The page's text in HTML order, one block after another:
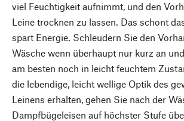
viel Feuchtigkeit aufnimmt, und den
Leine trocknen zu lassen. Das schont
spart Energie. Schleudern Sie den
Wäsche wenn überhaupt nur kurz an
am besten noch in leicht feuchtem
die lebendige, leicht wellige Optik des
Leinens erhalten, gehen Sie nach der
Dampfbügeleisen auf höchster Stufe